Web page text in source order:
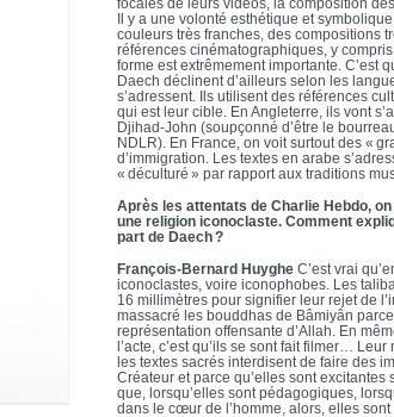
Il y a une volonté esthétique et
couleurs très franches, des compositions
références cinématographiques, y
forme est extrêmement importante. C’est
Daech déclinent d’ailleurs selon les
s’adressent. Ils utilisent des références
qui est leur cible. En Angleterre, ils vont
Djihad-John (soupçonné d’être le
NDLR). En France, on voit surtout des «
d’immigration. Les textes en arabe
« déculturé » par rapport aux traditions
Après les attentats de Charlie Hebdo,
une religion iconoclaste. Comment
part de Daech ?
François-Bernard Huyghe C’est vrai
iconoclastes, voire iconophobes. Les
16 millimètres pour signifier leur rejet de
massacré les bouddhas de Bâmiyân
représentation offensante d’Allah. En
l’acte, c’est qu’ils se sont fait filmer…
les textes sacrés interdisent de faire des
Créateur et parce qu’elles sont
que, lorsqu’elles sont pédagogiques,
dans le cœur de l’homme, alors, elles sont